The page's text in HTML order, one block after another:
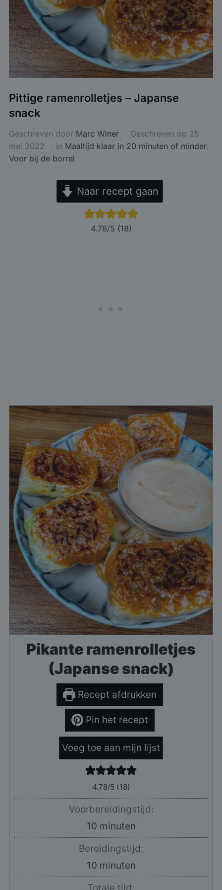
Pittige ramenrolletjes – Japanse
snack
Geschreven door Marc Winer Geschreven op 25
mei 2022
in Maaltijd klaar in 20 minuten of minder,
Voor bij de borrel
Naar recept gaan
4.78/5 (18)
Pikante ramenrolletjes
(Japanse snack)
Recept afdrukken
Pin het recept
Voeg toe aan mijn lijst
4.78/5 (18)
Voorbereidingstijd:
10minuten
minuten
Bereidingstijd:
10minuten
minuten